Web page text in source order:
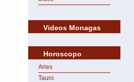
Videos Monagas
Horoscopo
Aries
Tauro